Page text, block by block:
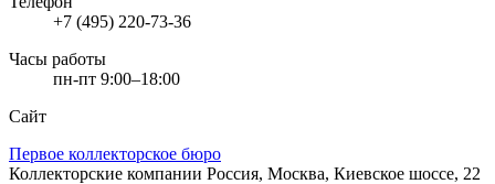
+7 (495) 220-73-36
Часы работы
пн-пт 9:00–18:00
Сайт
Первое коллекторское бюро
Коллекторские компании Россия, Москва, Киевское шоссе, 22